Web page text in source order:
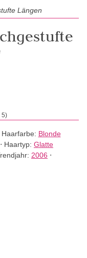
Längen
Haarfarbe: Blonde
⋅ Haartyp: Glatte
2006 ⋅